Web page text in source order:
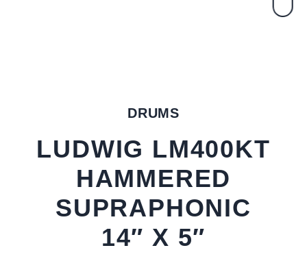
DRUMS
LUDWIG LM400KT
HAMMERED
SUPRAPHONIC
14″ X 5″